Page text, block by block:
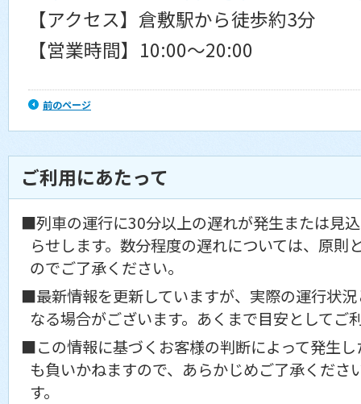
【アクセス】倉敷駅から徒歩約3分
【営業時間】10:00〜20:00
前のページ
ご利用にあたって
■列車の運行に30分以上の遅れが発生または見
らせします。数分程度の遅れについては、原則
のでご了承ください。
■最新情報を更新していますが、実際の運行状
なる場合がございます。あくまで目安としてご
■この情報に基づくお客様の判断によって発生
も負いかねますので、あらかじめご了承くださ
す。